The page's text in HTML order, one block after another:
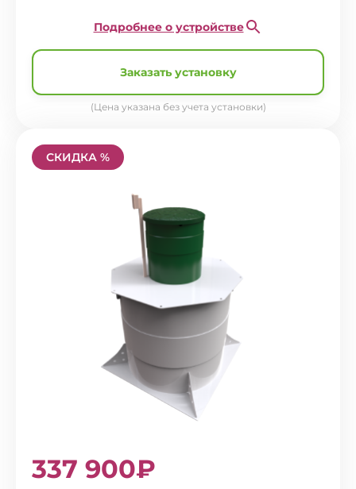
Подробнее о устройстве
Заказать установку
(Цена указана без учета установки)
СКИДКА %
337 900₽